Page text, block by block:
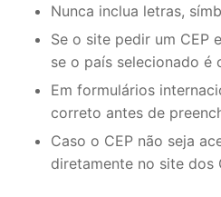
Nunca inclua letras,
Se o site pedir um CEP
se o país selecionado é
Em formulários
correto antes de
Caso o CEP não seja
diretamente no site dos